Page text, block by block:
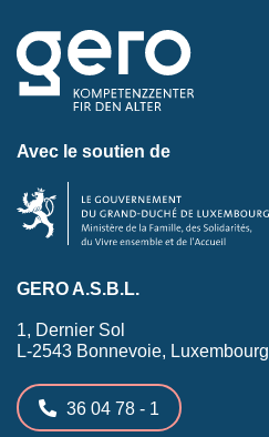
Avec le soutien de
GERO A.S.B.L.
1, Dernier Sol
L-2543 Bonnevoie, Luxembourg
36 04 78 - 1